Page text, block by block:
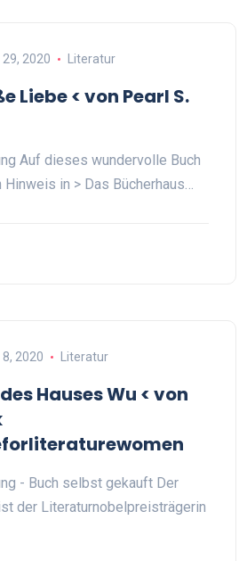
29, 2020 Literatur
Liebe < von Pearl S.
Auf dieses wundervolle Buch
Hinweis in > Das Bücherhaus…
2020 Literatur
Hauses Wu < von
- Buch selbst gekauft Der
der Literaturnobelpreisträgerin